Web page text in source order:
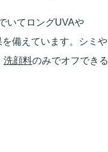
いてロングUVAや
備えています。シミや
洗顔料のみでオフできる